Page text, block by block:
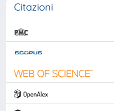
Citazioni